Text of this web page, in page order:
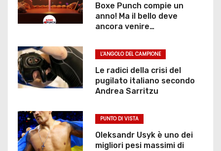
Boxe Punch compie un
anno! Ma il bello deve
ancora venire…
L'ANGOLO DEL CAMPIONE
Le radici della crisi del
pugilato italiano secondo
Andrea Sarritzu
PUNTO DI VISTA
Oleksandr Usyk è uno dei
migliori pesi massimi di